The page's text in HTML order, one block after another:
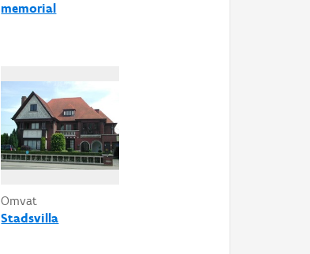
memorial
Omvat
Stadsvilla